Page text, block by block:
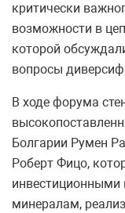
критически
возможности в
которой
вопросы
В ходе форума
Болгарии Румен
Роберт Фицо,
минералам,